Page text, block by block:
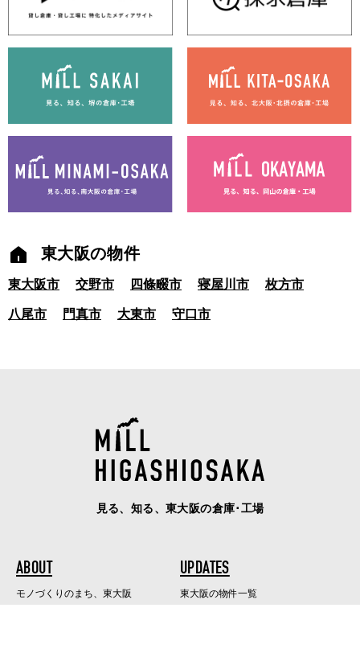
東大阪の物件
東大阪市 交野市 四條畷市 寝屋川市 枚方市
八尾市 門真市 大東市 守口市
見る、知る、東大阪の倉庫･工場
ABOUT
モノづくりのまち、東大阪
UPDATES
東大阪の物件一覧